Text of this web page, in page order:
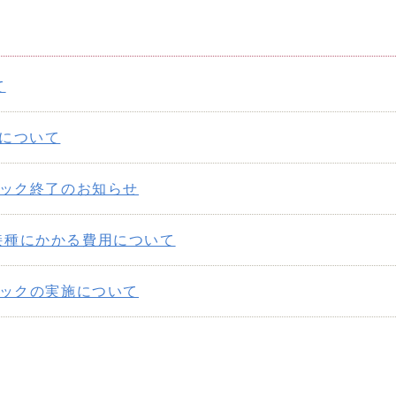
ついて
ク終了のお知らせ
にかかる費用について
クの実施について